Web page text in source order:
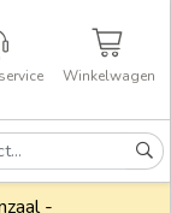
Winkelwagen
-